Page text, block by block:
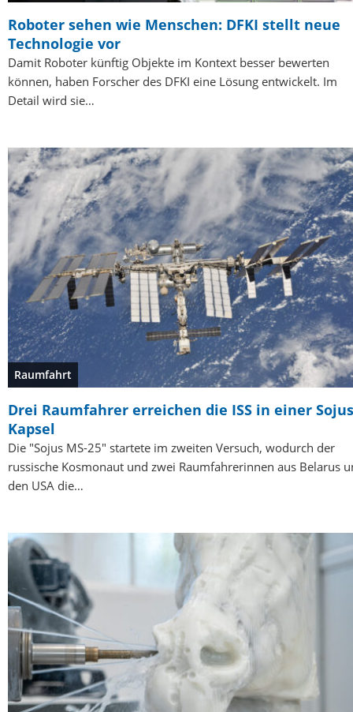
Roboter sehen wie Menschen: DFKI stellt neue
Technologie vor
Damit Roboter künftig Objekte im Kontext besser bewerten
können, haben Forscher des DFKI eine Lösung entwickelt. Im
Detail wird sie…
Raumfahrt
Drei Raumfahrer erreichen die ISS in einer
Kapsel
Die "Sojus MS-25" startete im zweiten Versuch, wodurch der
russische Kosmonaut und zwei Raumfahrerinnen aus Belarus
den USA die…